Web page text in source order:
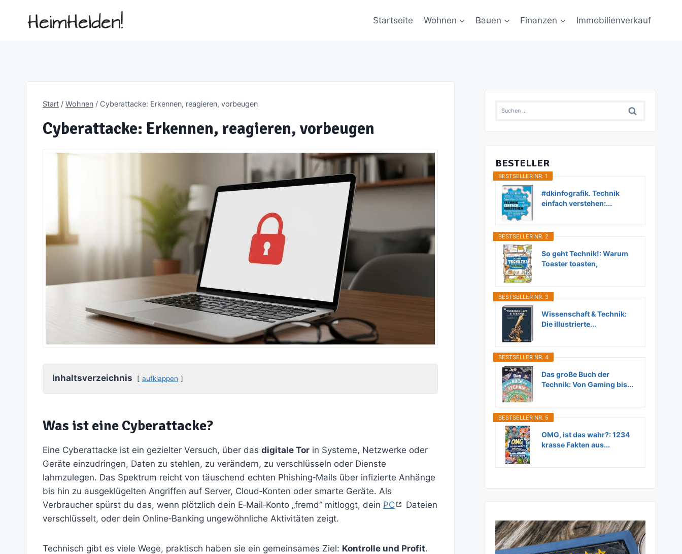
Startseite Wohnen Bauen Finanzen Immobilienverkauf
Start / Wohnen / Cyberattacke: Erkennen, reagieren, vorbeugen
Cyberattacke: Erkennen, reagieren, vorbeugen
Inhaltsverzeichnis aufklappen
Was ist eine Cyberattacke?
Eine Cyberattacke ist ein gezielter Versuch, über das digitale Tor in Systeme, Netzwerke oder
Geräte einzudringen, Daten zu stehlen, zu verändern, zu verschlüsseln oder Dienste
lahmzulegen. Das Spektrum reicht von täuschend echten Phishing‑Mails über infizierte Anhänge
bis hin zu ausgeklügelten Angriffen auf Server, Cloud‑Konten oder smarte Geräte. Als
Verbraucher spürst du das, wenn plötzlich dein E‑Mail‑Konto „fremd“ mitloggt, dein PC
Dateien
verschlüsselt, oder dein Online‑Banking ungewöhnliche Aktivitäten zeigt.
Technisch gibt es viele Wege, praktisch haben sie ein gemeinsames Ziel: Kontrolle und Profit.
Suchen
BESTELLER
BESTSELLER NR. 1
#dkinfografik. Technik
einfach verstehen:...
BESTSELLER NR. 2
So geht Technik!: Warum
Toaster toasten,
BESTSELLER NR. 3
Wissenschaft & Technik:
Die illustrierte...
BESTSELLER NR. 4
Das große Buch der
Technik: Von Gaming bis...
BESTSELLER NR. 5
OMG, ist das wahr?: 1234
krasse Fakten aus...